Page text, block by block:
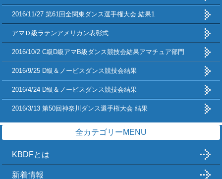
2016/11/27 第61回全関東ダンス選手権大会 結果1
アマＤ級ラテンアメリカン表彰式
2016/10/2 C級D級アマB級ダンス競技会結果アマチュア部門
2016/9/25 D級＆ノービスダンス競技会結果
2016/4/24 D級＆ノービスダンス競技会結果
2016/3/13 第50回神奈川ダンス選手権大会 結果
全カテゴリーMENU
KBDFとは
新着情報